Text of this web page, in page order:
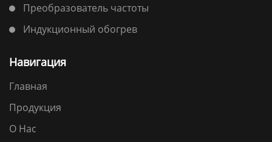
Преобразователь частоты
Индукционный обогрев
Навигация
Главная
Продукция
О Нас